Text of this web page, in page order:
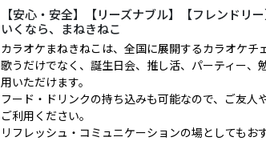
【安心・安全】【リーズナブル】【フレンドリ
いくなら、まねきねこ
カラオケまねきねこは、全国に展開するカラオケチ
歌うだけでなく、誕生日会、推し活、パーティー、
用いただけます。
フード・ドリンクの持ち込みも可能なので、ご友人
ご利用ください。
リフレッシュ・コミュニケーションの場としてもお